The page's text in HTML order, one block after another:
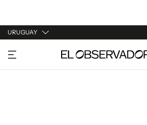
URUGUAY
URUGUAY
ARGENTINA